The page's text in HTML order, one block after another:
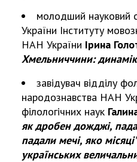
молодший науковий
України Інституту
НАН України Ірина
Хмельниччини:
завідувач відділу
народознавства НАН
філологічних наук
як дробен дожджі,
падали мечі, яко
українських